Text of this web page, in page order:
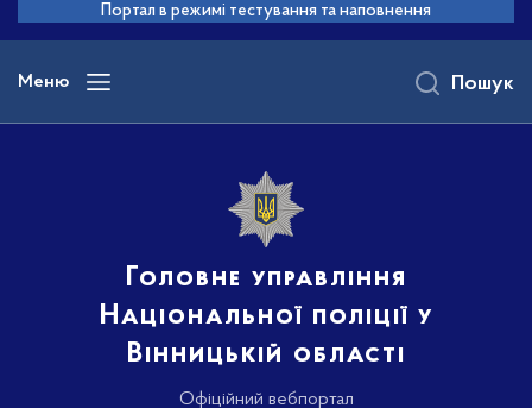
основного
вмісту
Портал в режимі тестування та наповнення
Меню
Головне управління
Національної поліції у
Вінницькій області
Офіційний вебпортал
Пошук